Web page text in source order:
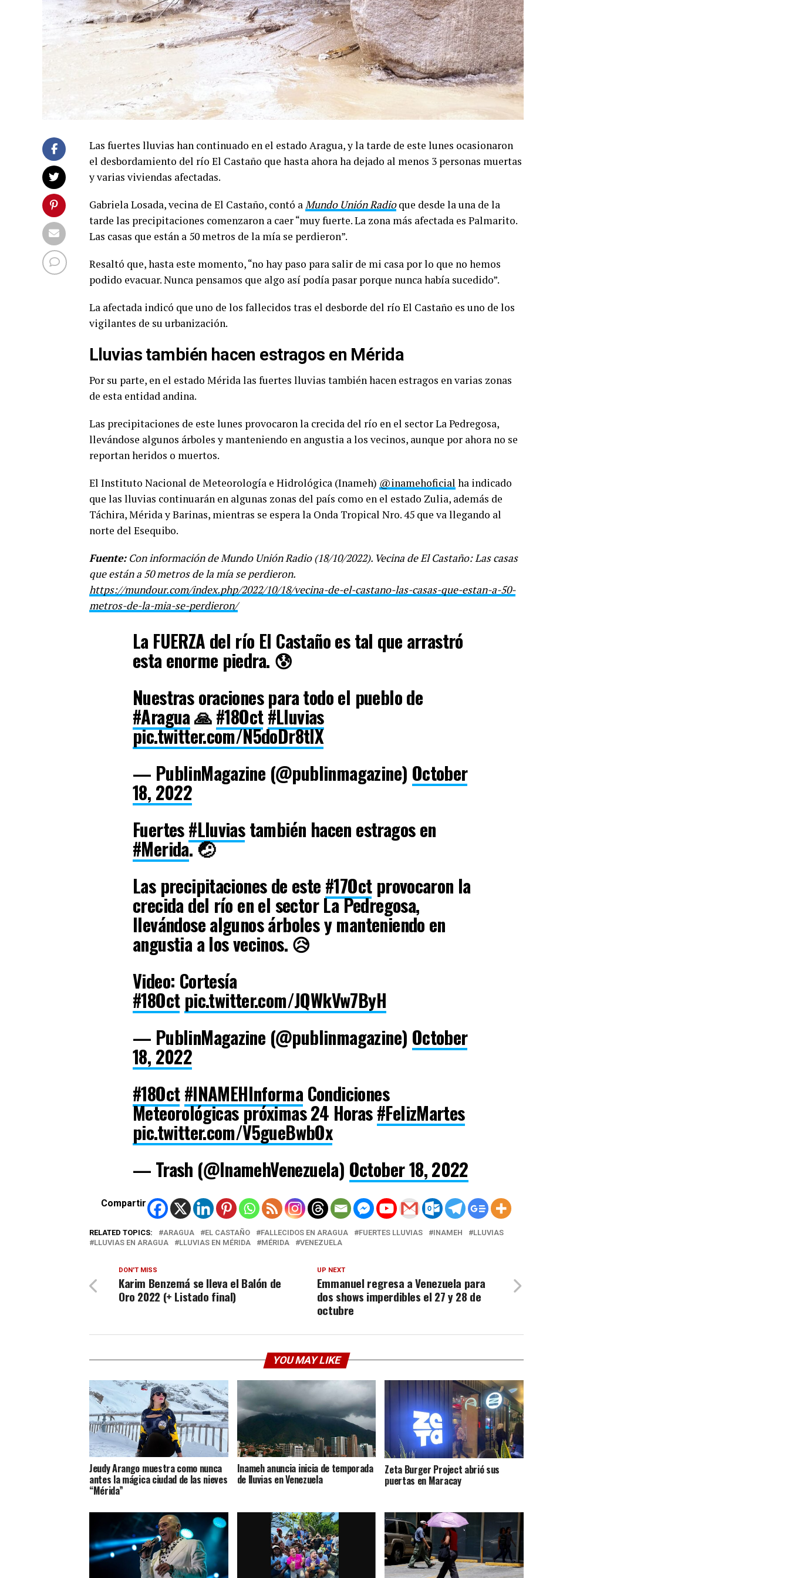
Las fuertes lluvias han continuado en el estado Aragua, y la tarde de este lunes ocasionaron
el desbordamiento del río El Castaño que hasta ahora ha dejado al menos 3 personas muertas
y varias viviendas afectadas.
Gabriela Losada, vecina de El Castaño, contó aMundo Unión Radioque desde la una de la
tarde las precipitaciones comenzaron a caer “muy fuerte. La zona más afectada es Palmarito.
Las casas que están a 50 metros de la mía se perdieron”.
Resaltó que, hasta este momento, “no hay paso para salir de mi casa por lo que no hemos
podido evacuar. Nunca pensamos que algo así podía pasar porque nunca había sucedido”.
La afectada indicó que uno de los fallecidos tras el desborde del río El Castaño es uno de los
vigilantes de su urbanización.
Lluvias también hacen estragos en Mérida
Por su parte, en el estado Mérida las fuertes lluvias también hacen estragos en varias zonas
de esta entidad andina.
Las precipitaciones de este lunes provocaron la crecida del río en el sector La Pedregosa,
llevándose algunos árboles y manteniendo en angustia a los vecinos, aunque por ahora no se
reportan heridos o muertos.
El Instituto Nacional de Meteorología e Hidrológica (Inameh) @inamehoficial ha indicado
que las lluvias continuarán en algunas zonas del país como en el estado Zulia, además de
Táchira, Mérida y Barinas, mientras se espera la Onda Tropical Nro. 45 que va llegando al
norte del Esequibo.
Fuente:Con información de Mundo Unión Radio (18/10/2022). Vecina de El Castaño: Las casas
que están a 50 metros de la mía se perdieron.
https://mundour.com/index.php/2022/10/18/vecina-de-el-castano-las-casas-que-estan-a-50-
metros-de-la-mia-se-perdieron/
La FUERZA del río El Castaño es tal que arrastró
esta enorme piedra. 😰
Nuestras oraciones para todo el pueblo de
#Aragua🙏#18Oct#Lluvias
pic.twitter.com/N5doDr8tlX
— PublinMagazine (@publinmagazine) October
18, 2022
Fuertes#Lluviastambién hacen estragos en
#Merida. 🤕
Las precipitaciones de este #17Octprovocaron la
crecida del río en el sector La Pedregosa,
llevándose algunos árboles y manteniendo en
angustia a los vecinos. 😥
Video: Cortesía
#18Oct pic.twitter.com/JQWkVw7ByH
— PublinMagazine (@publinmagazine) October
18, 2022
#18Oct#INAMEHInforma Condiciones
Meteorológicas próximas 24 Horas#FelizMartes
pic.twitter.com/V5gueBwbOx
— Trash (@InamehVenezuela) October 18, 2022
Compartir
RELATED TOPICS: ARAGUA EL CASTAÑO FALLECIDOS EN ARAGUA FUERTES LLUVIAS INAMEH
LLUVIAS
LLUVIAS EN ARAGUA
LLUVIAS EN MÉRIDA MÉRIDA VENEZUELA
UP NEXT
Emmanuel regresa a Venezuela para
dos shows imperdibles el 27 y 28 de
octubre
DON'T MISS
Karim Benzemá se lleva el Balón de
Oro 2022 (+ Listado final)
YOU MAY LIKE
Jeudy Arango muestra como nunca
antes la mágica ciudad de las nieves
“Mérida”
Inameh anuncia inicia de temporada
de lluvias en Venezuela
Zeta Burger Project abrió sus
puertas en Maracay